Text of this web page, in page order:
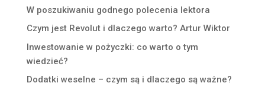
W poszukiwaniu godnego polecenia lektora
Czym jest Revolut i dlaczego warto? Artur Wiktor
Inwestowanie w pożyczki: co warto o tym
wiedzieć?
Dodatki weselne – czym są i dlaczego są ważne?